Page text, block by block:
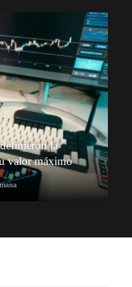
la
valor máximo